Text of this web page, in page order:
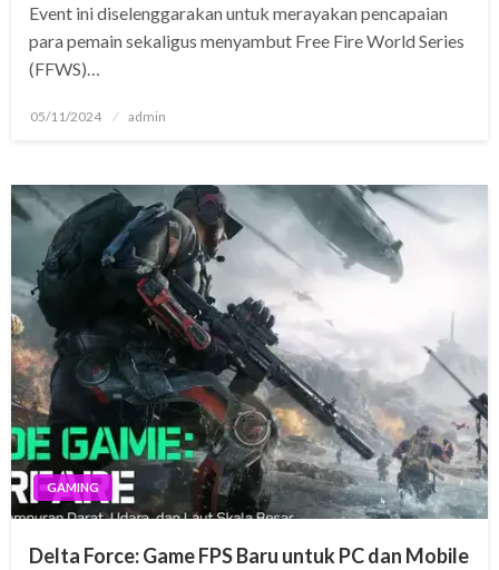
Event ini diselenggarakan untuk merayakan pencapaian
para pemain sekaligus menyambut Free Fire World Series
(FFWS)…
Posted
05/11/2024 admin
GAMING
Delta Force: Game FPS Baru untuk PC dan Mobile